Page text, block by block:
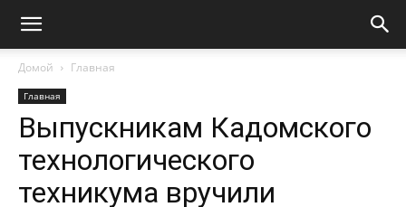
Домой Главная
Главная
Выпускникам Кадомского
технологического
техникума вручили